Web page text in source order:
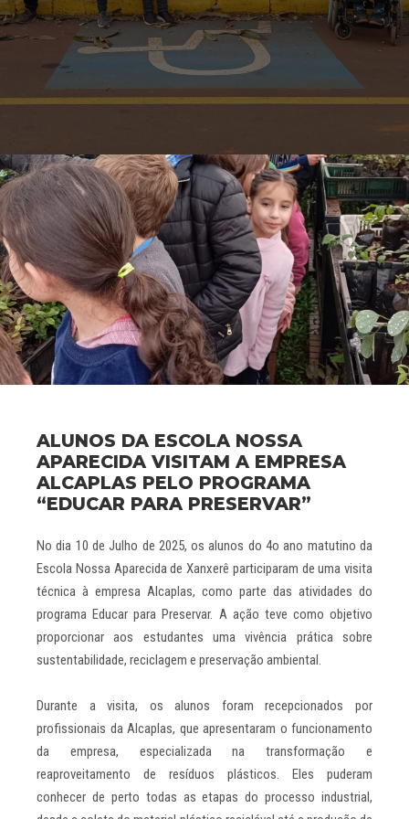
ALUNOS DA ESCOLA NOSSA
APARECIDA VISITAM A EMPRESA
ALCAPLAS PELO PROGRAMA
“EDUCAR PARA PRESERVAR”
No dia 10 de Julho de 2025, os alunos do 4o ano matutino da
Escola Nossa Aparecida de Xanxerê participaram de uma visita
técnica à empresa Alcaplas, como parte das atividades do
programa Educar para Preservar. A ação teve como objetivo
proporcionar aos estudantes uma vivência prática sobre
sustentabilidade, reciclagem e preservação ambiental.
Durante a visita, os alunos foram recepcionados por
profissionais da Alcaplas, que apresentaram o funcionamento
da empresa, especializada na transformação e
reaproveitamento de resíduos plásticos. Eles puderam
conhecer de perto todas as etapas do processo industrial,